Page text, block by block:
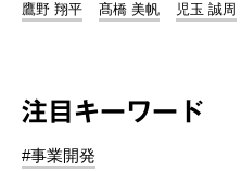
鷹野 翔平
髙橋 美帆 児玉 誠周
注目キーワード
#事業開発